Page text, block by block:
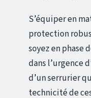
S’équiper en
protection
soyez en phase
dans l’urgence
d’un serrurier
technicité de